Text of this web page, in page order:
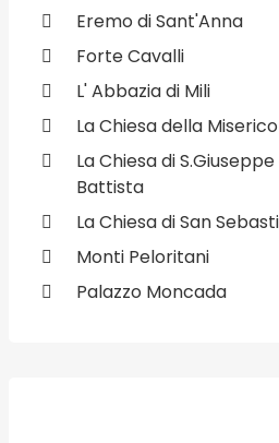
Eremo di Sant'Anna
Forte Cavalli
L' Abbazia di Mili
La Chiesa della
La Chiesa di
Battista
La Chiesa di San
Monti Peloritani
Palazzo Moncada